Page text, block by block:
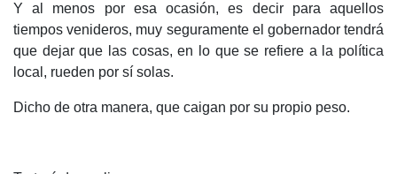
Y al menos por esa ocasión, es decir para aquellos
tiempos venideros, muy seguramente el gobernador tendrá
que dejar que las cosas, en lo que se refiere a la política
local, rueden por sí solas.
Dicho de otra manera, que caigan por su propio peso.